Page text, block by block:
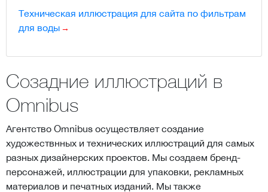
Техническая иллюстрация для сайта по фильтрам
для воды
Созадние иллюстраций в
Omnibus
Агентство Omnibus осуществляет создание
художествнных и технических иллюстраций для самых
разных дизайнерских проектов. Мы создаем бренд-
персонажей, иллюстрации для упаковки, рекламных
материалов и печатных изданий. Мы также